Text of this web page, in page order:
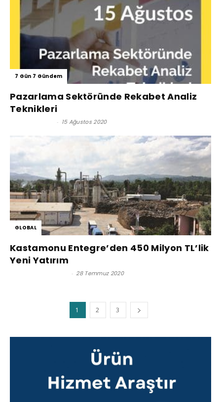
7 Gün 7 Gündem
Pazarlama Sektöründe Rekabet Analiz
Teknikleri
- 15 Ağustos 2020
GLOBAL
Kastamonu Entegre’den 450 Milyon TL’lik
Yeni Yatırım
- 28 Temmuz 2020
1 2 3